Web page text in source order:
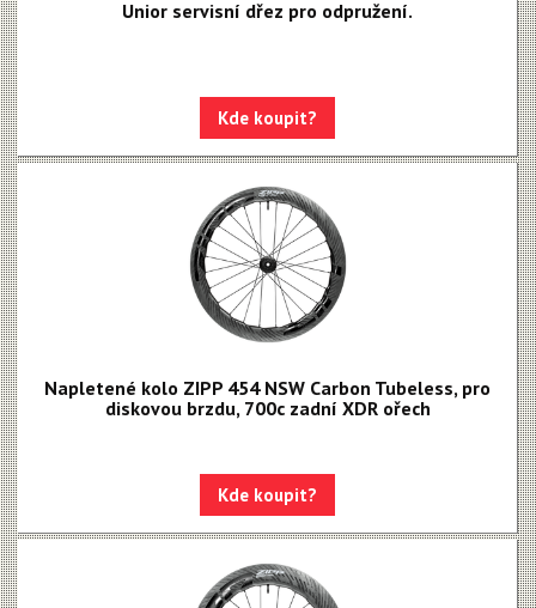
Unior servisní dřez pro odpružení.
Kde koupit?
Napletené kolo ZIPP 454 NSW Carbon Tubeless, pro
diskovou brzdu, 700c zadní XDR ořech
Kde koupit?